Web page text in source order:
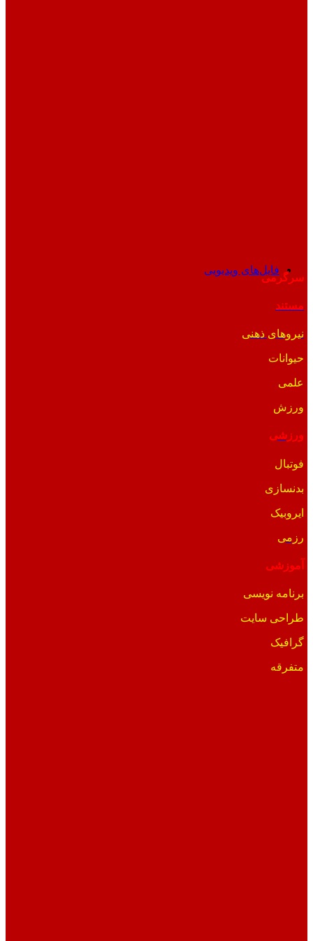
فایل‌های ویدیویی
سرگرمی
مستند
نیروهای ذهنی
حیوانات
علمی
ورزش
ورزشی
فوتبال
بدنسازی
ایروبیک
رزمی
آموزشی
برنامه نویسی
طراحی سایت
گرافیک
متفرقه